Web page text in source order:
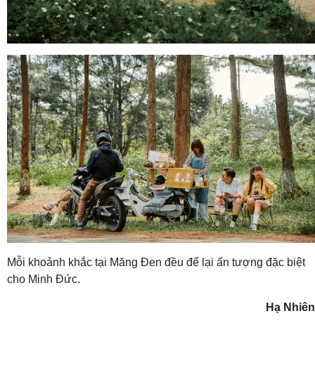
Mỗi khoảnh khắc tại Măng Đen đều để lại ấn tượng đặc biệt
cho Minh Đức.
Hạ Nhiên